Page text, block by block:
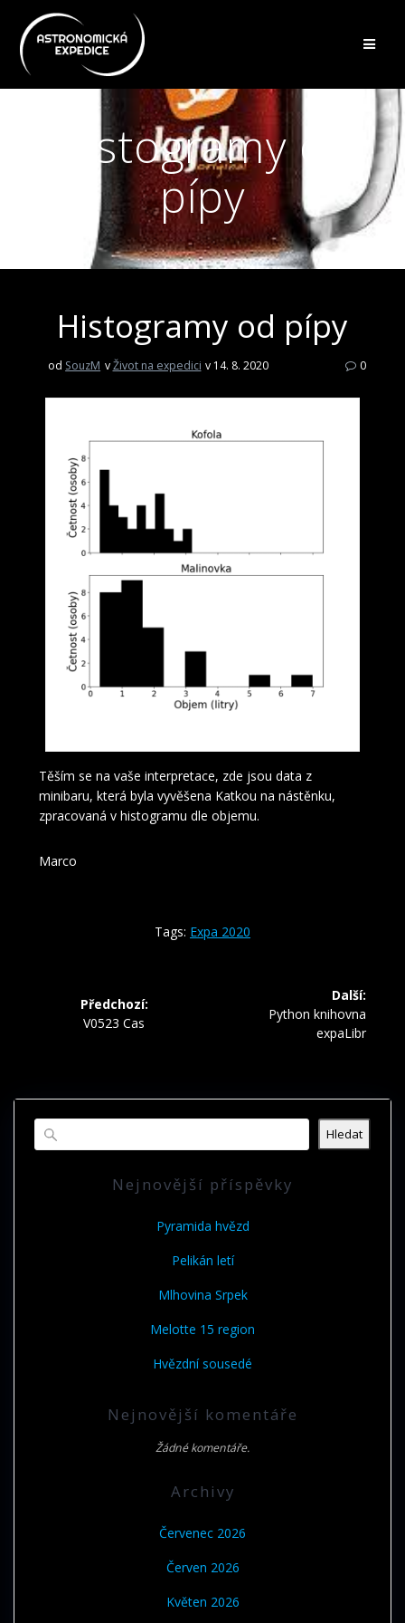
Histogramy od
pípy
Histogramy od pípy
od SouzM vŽivot na expedici v 14. 8. 2020 0
Těším se na vaše interpretace, zde jsou data z
minibaru, která byla vyvěšena Katkou na nástěnku,
zpracovaná v histogramu dle objemu.
Marco
Tags: Expa 2020
Předchozí:
Předchozí
V0523 Cas
Další:
Další
příspěvek:
Python knihovna
expaLibr
Hledat
Nejnovější příspěvky
Pyramida hvězd
Pelikán letí
Mlhovina Srpek
Melotte 15 region
Hvězdní sousedé
Nejnovější komentáře
Žádné komentáře.
Archivy
Červenec 2026
Červen 2026
Květen 2026